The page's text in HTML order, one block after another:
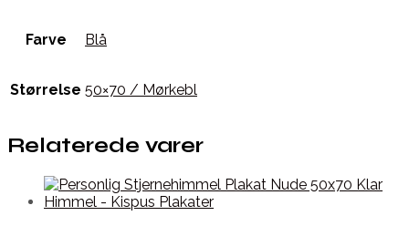
Farve Blå
Størrelse 50×70 / Mørkebl
Relaterede varer